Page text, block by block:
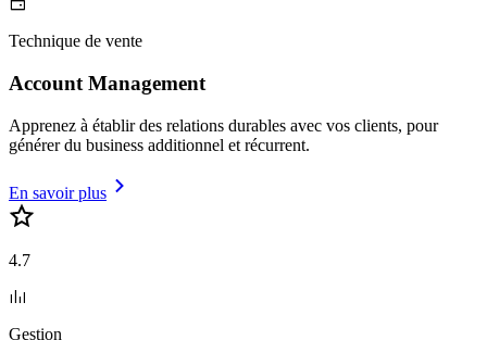
Technique de vente
Account Management
Apprenez à établir des relations durables avec vos clients, pour
générer du business additionnel et récurrent.
En savoir plus
4.7
Gestion